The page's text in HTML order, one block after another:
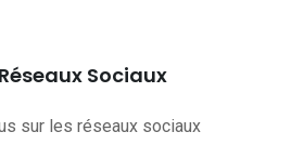
Sociaux
sur les réseaux sociaux